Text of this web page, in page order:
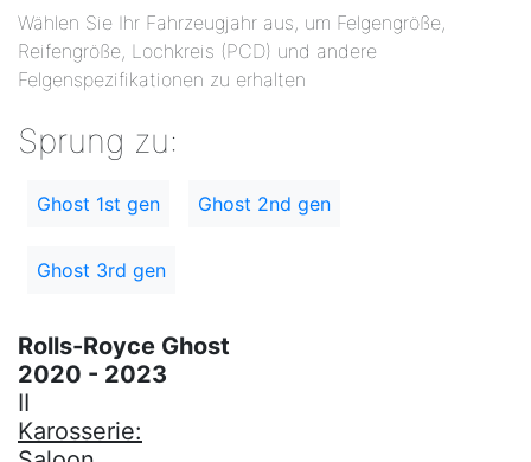
Wählen Sie Ihr Fahrzeugjahr aus, um Felgengröße,
Reifengröße, Lochkreis (PCD) und andere
Felgenspezifikationen zu erhalten
Sprung zu:
Ghost 1st gen Ghost 2nd gen
Ghost 3rd gen
Rolls-Royce Ghost
2020 - 2023
II
Karosserie: